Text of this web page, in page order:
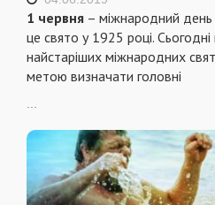
1 червня – міжнародний день
це свято у 1925 році.
найстаріших міжнародних
метою визначати головні